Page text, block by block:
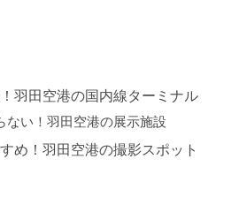
羽田空港の国内線ターミナル
ない！羽田空港の展示施設
め！羽田空港の撮影スポット